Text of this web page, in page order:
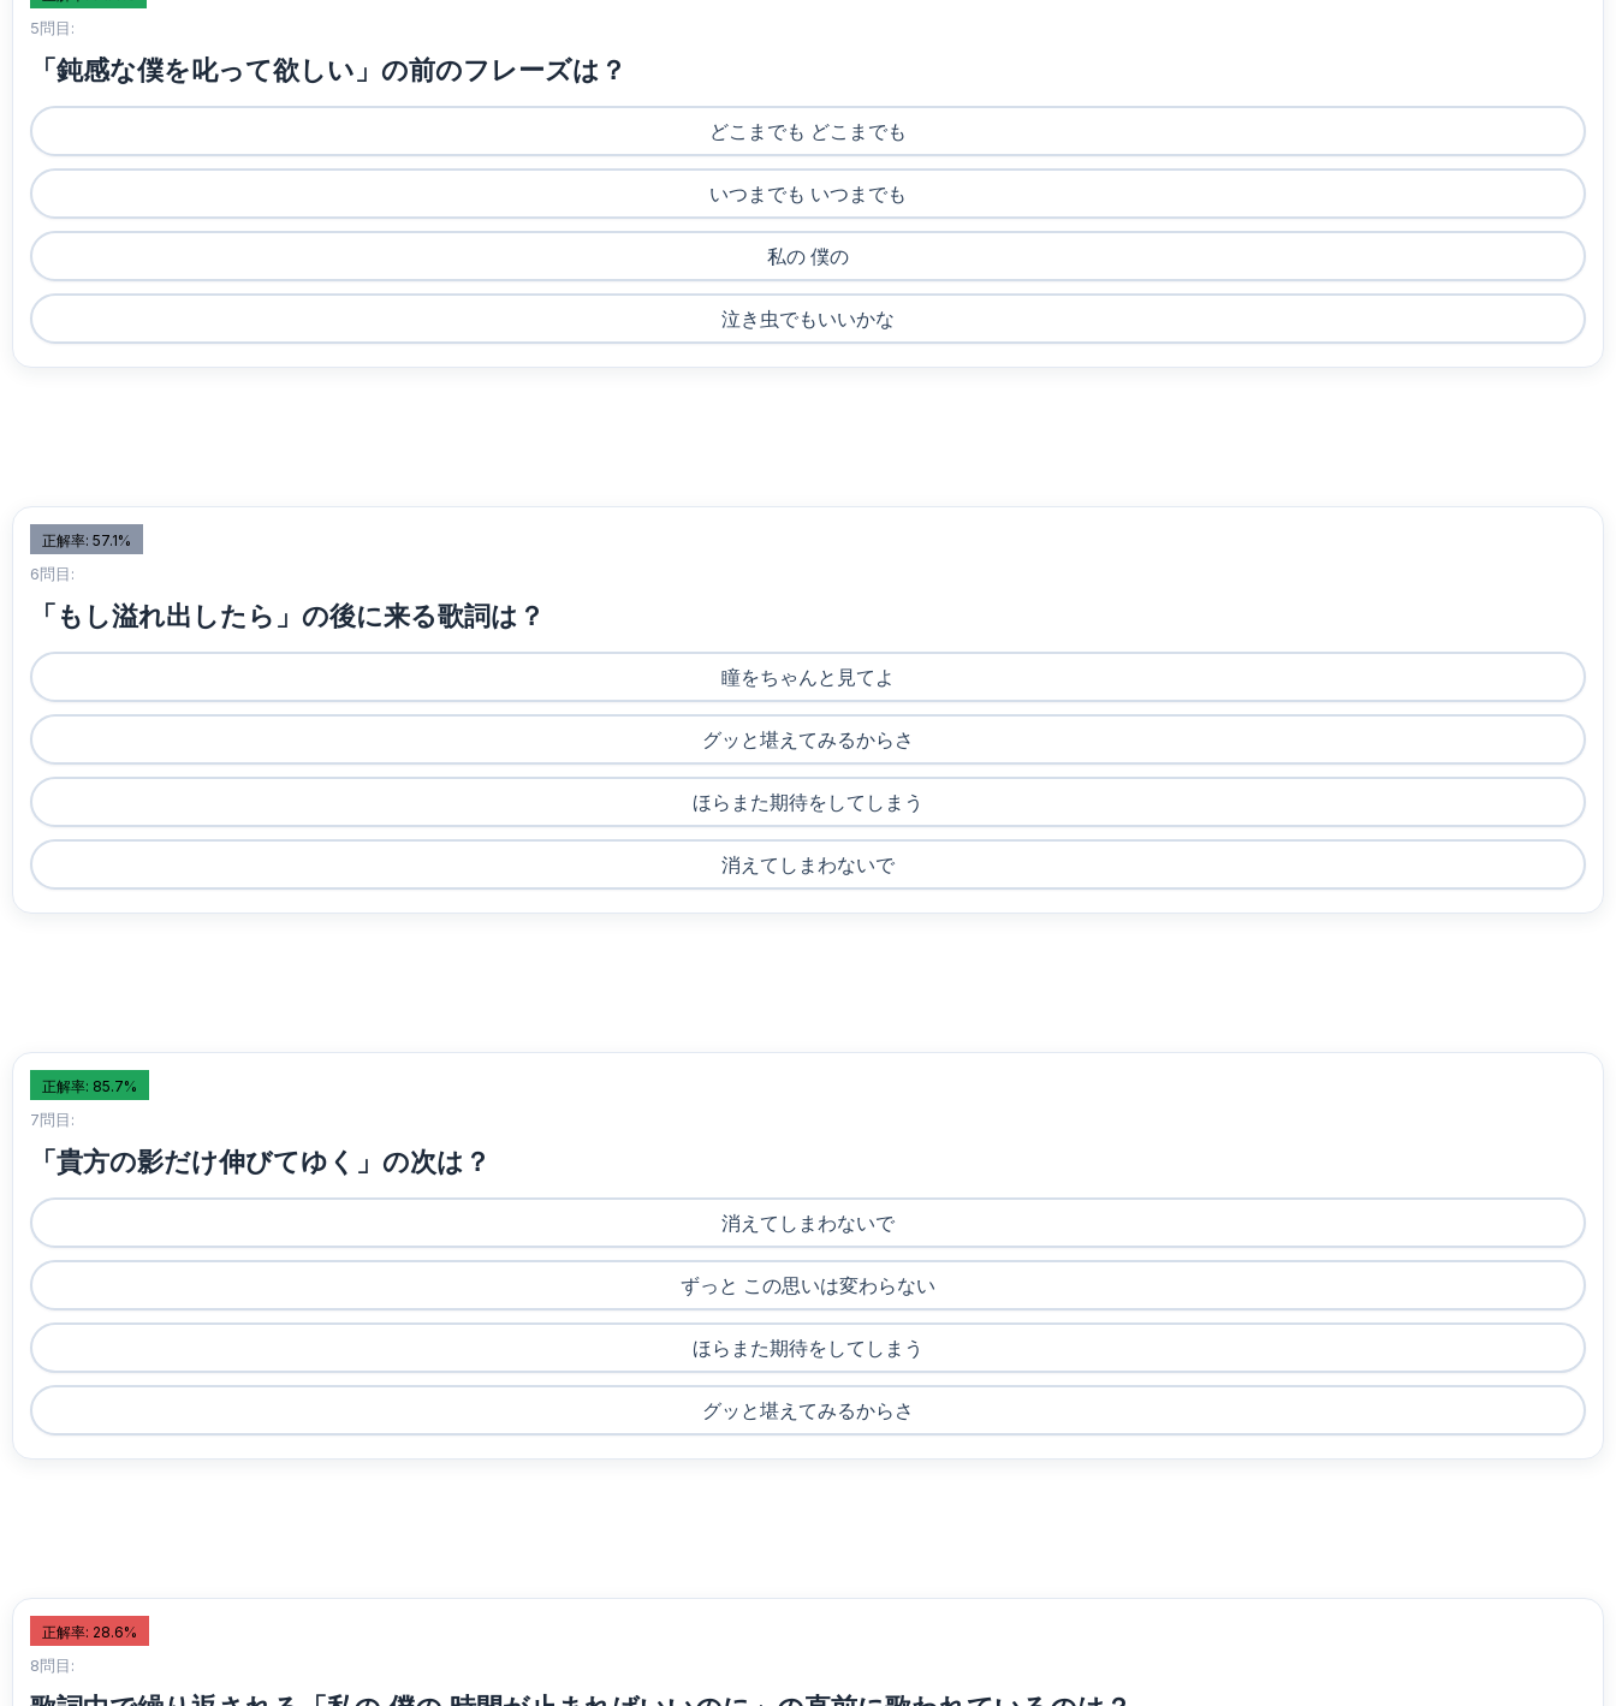
5問目:
「鈍感な僕を叱って欲しい」の前のフレーズは？
どこまでも どこまでも
いつまでも いつまでも
私の 僕の
泣き虫でもいいかな
正解率: 57.1%
6問目:
「もし溢れ出したら」の後に来る歌詞は？
瞳をちゃんと見てよ
グッと堪えてみるからさ
ほらまた期待をしてしまう
消えてしまわないで
正解率: 85.7%
7問目:
「貴方の影だけ伸びてゆく」の次は？
消えてしまわないで
ずっと この思いは変わらない
ほらまた期待をしてしまう
グッと堪えてみるからさ
正解率: 28.6%
8問目: